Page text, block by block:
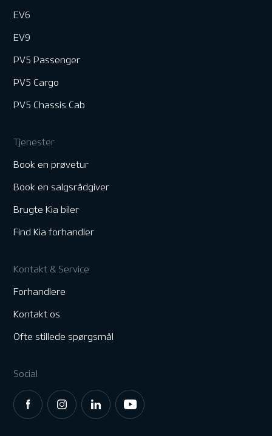
EV6
EV9
PV5 Passenger
PV5 Cargo
PV5 Chassis Cab
Tjenester
Book en prøvetur
Book en salgsrådgiver
Brugte Kia biler
Find Kia forhandler
Kontakt & Service
Forhandlere
Kontakt os
Ofte stillede spørgsmål
Social